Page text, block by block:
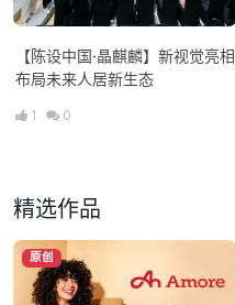
【陈设中国·晶麒麟】新视觉亮相
布局未来人居新生态
1 0
精选作品
原创